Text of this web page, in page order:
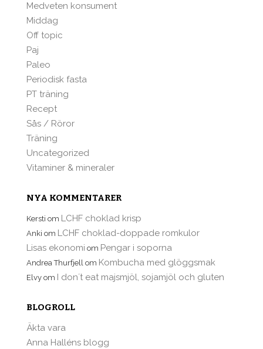
Medveten konsument
Middag
Off topic
Paj
Paleo
Periodisk fasta
PT träning
Recept
Sås / Röror
Träning
Uncategorized
Vitaminer & mineraler
NYA KOMMENTARER
Kersti om LCHF choklad krisp
Anki om LCHF choklad-doppade romkulor
Lisas ekonomi om Pengar i soporna
Andrea Thurfjell om Kombucha med glöggsmak
Elvy om I don´t eat majsmjöl, sojamjöl och gluten
BLOGROLL
Äkta vara
Anna Halléns blogg